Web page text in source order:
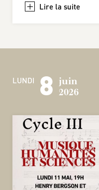
+
LUNDI 8 juin
2026